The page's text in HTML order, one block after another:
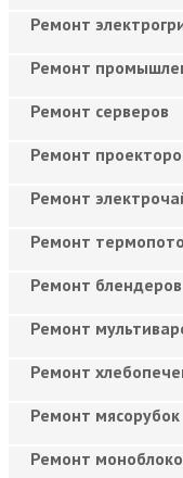
Ремонт
Ремонт
Ремонт серверов
Ремонт
Ремонт
Ремонт
Ремонт блендеров
Ремонт
Ремонт
Ремонт мясорубок
Ремонт